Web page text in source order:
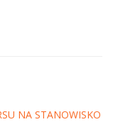
NA STANOWISKO